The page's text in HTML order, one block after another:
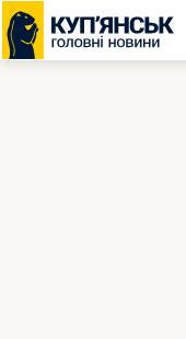
Перейти
до
вмісту